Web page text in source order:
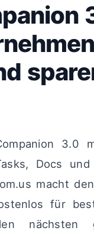
3.0
Docs
macht
für
nächsten